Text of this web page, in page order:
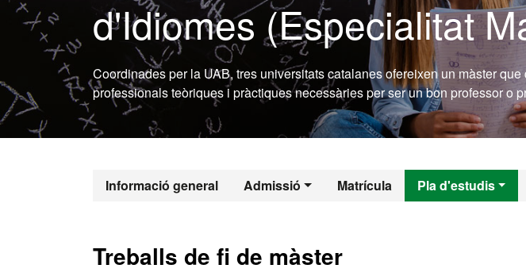
d'Idiomes (Especialitat
Coordinades per la UAB, tres universitats catalanes ofereixen un màster
professionals teòriques i pràctiques necessàries per ser un bon professor o
Informació general Admissió Matrícula Pla d'estudis
Màster Oficial -
Treballs de fi de màster